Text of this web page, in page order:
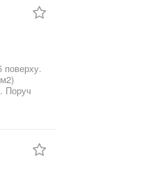
поверху.
Поруч